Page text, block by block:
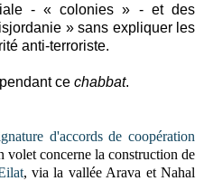
- « colonies » - et des
» sans expliquer les
anti-terroriste.
ce chabbat.
d'accords de coopération
volet concerne la construction de
, via la vallée Arava et Nahal